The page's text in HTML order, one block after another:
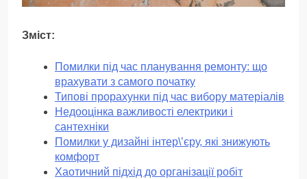
Зміст:
Помилки під час планування ремонту: що
врахувати з самого початку
Типові прорахунки під час вибору матеріалів
Недооцінка важливості електрики і
сантехніки
Помилки у дизайні інтер\’єру, які знижують
комфорт
Хаотичний підхід до організації робіт